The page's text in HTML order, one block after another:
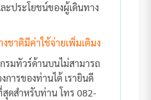
ะประโยชน์ของผู้เดินทาง
ชาติมีค่าใช้จ่ายเพิ่มเติมง
รมทัวร์ด้านบนไม่สามารถ
ารของท่านได้ เรายินดี
ดสำหรับท่าน โทร 082-